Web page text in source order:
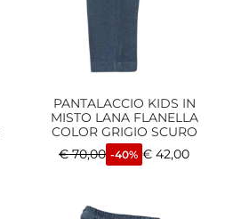
PANTALACCIO KIDS IN
MISTO LANA FLANELLA
COLOR GRIGIO SCURO
€70,00 -40% € 42,00